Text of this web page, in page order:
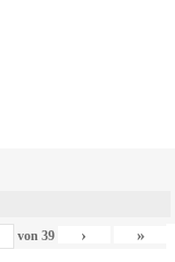
von 39 › »